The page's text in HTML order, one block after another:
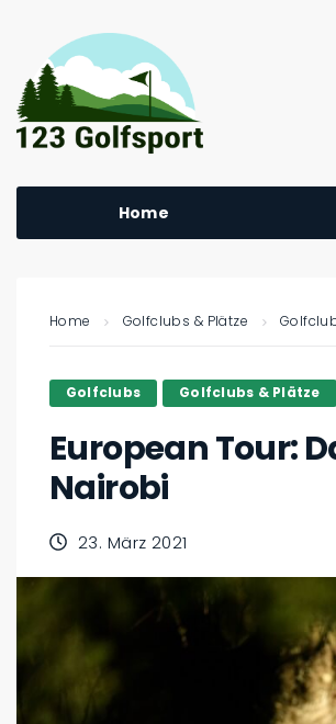
Home
Home Golfclubs & Plätze
Golfclubs Golfclubs & Plätze
European Tour:
Nairobi
23. März 2021